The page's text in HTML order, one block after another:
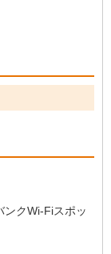
ンクWi-Fiスポッ